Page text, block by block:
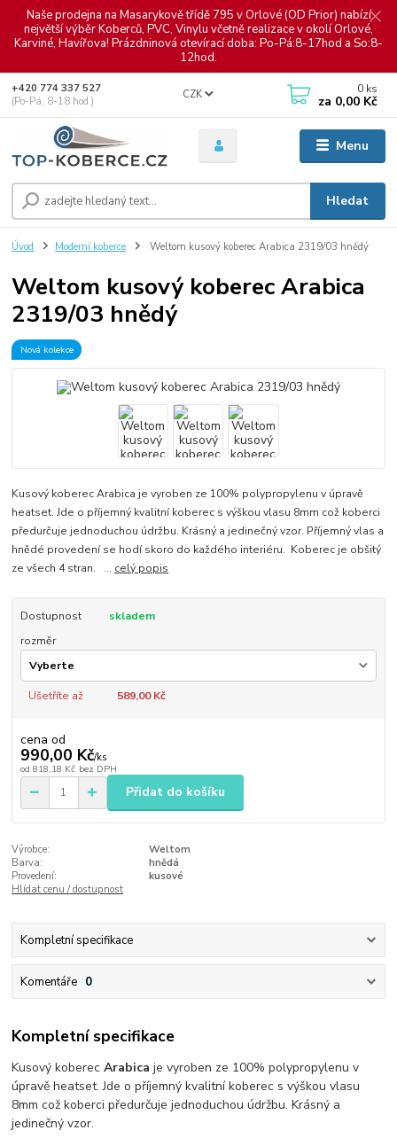
Naše prodejna na Masarykově třídě 795 v Orlové (OD Prior) nabízí
největší výběr Koberců, PVC, Vinylu včetně realizace v okolí Orlové,
Karviné, Havířova! Prázdninová otevírací doba: Po-Pá:8-17hod a So:8-
12hod.
Menu
CZK
Hledat
+420 774 337 527
(Po-Pá, 8-18 hod.)
0 ks
za 0,00 Kč
Úvod Moderní koberce Weltom kusový koberec Arabica 2319/03 hnědý
Weltom kusový koberec Arabica
2319/03 hnědý
Nová kolekce
Kusový koberec Arabica je vyroben ze 100% polypropylenu v úpravě
heatset. Jde o příjemný kvalitní koberec s výškou vlasu 8mm což koberci
předurčuje jednoduchou údržbu. Krásný a jedinečný vzor. Příjemný vlas a
hnědé provedení se hodí skoro do každého interiéru. Koberec je obšitý
ze všech 4 stran. ... celý popis
Dostupnost
skladem
rozměr
Ušetříte až 589,00 Kč
cena od
990,00 Kč/ks
od 818,18 Kč bez DPH
Přidat do košíku
Výrobce:
Weltom
Barva:
hnědá
Provedení:
kusové
Hlídat cenu / dostupnost
Kompletní specifikace
Komentáře 0
Kompletní specifikace
Kusový koberecArabicaje vyroben ze 100% polypropylenu v
úpravě heatset. Jde o příjemný kvalitní koberec s výškou vlasu
8mm což koberci předurčuje jednoduchou údržbu. Krásný a
jedinečný vzor.